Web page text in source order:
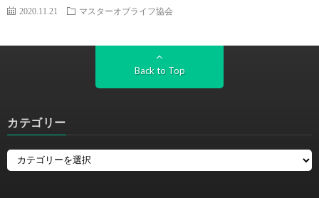
2020.11.21 マスターオブライフ協会
Back to Top
カテゴリー